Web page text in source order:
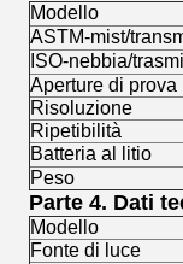
Modello
ASTM-mist/
ISO-nebbia/
Aperture di prova
Risoluzione
Ripetibilità
Batteria al litio
Peso
Parte 4. Dati
Modello
Fonte di luce